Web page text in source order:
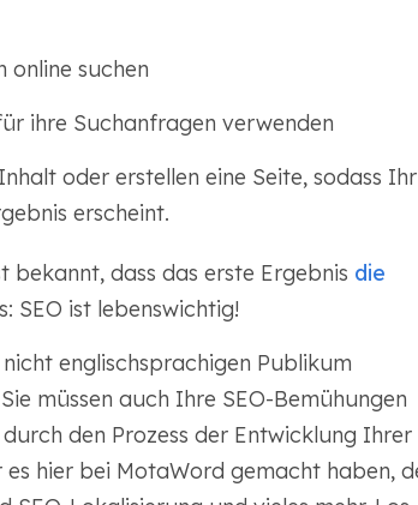
online suchen
ihre Suchanfragen verwenden
oder erstellen eine Seite, sodass Ihr
erscheint.
bekannt, dass das erste Ergebnis die
SEO ist lebenswichtig!
englischsprachigen Publikum
müssen auch Ihre SEO-Bemühungen
den Prozess der Entwicklung Ihrer
hier bei MotaWord gemacht haben,